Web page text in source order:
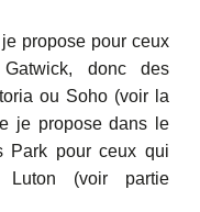
propose pour ceux
donc des
ou Soho (voir la
je propose dans le
Park pour ceux qui
Luton (voir partie